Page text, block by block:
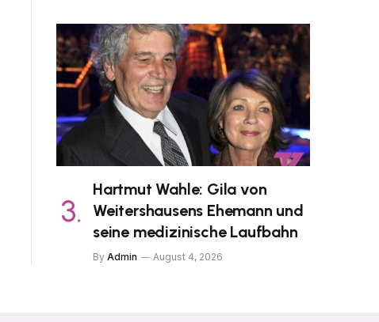
Hartmut Wahle: Gila von
Weitershausens Ehemann und
seine medizinische Laufbahn
By Admin August 4, 2026